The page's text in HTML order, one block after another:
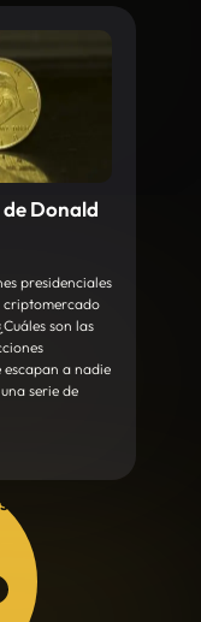
de Donald
presidenciales
criptomercado
son las
escapan a nadie
serie de